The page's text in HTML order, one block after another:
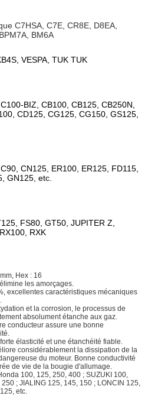
C7HSA, C7E, CR8E, D8EA,
BM6A
VESPA, TUK TUK
BIZ, CB100, CB125, CB250N,
CD125, CG125, CG150, GS125,
CN125, ER100, ER125, FD115,
GN125, etc.
FS80, GT50, JUPITER Z,
RXK
Hex : 16
les amorçages.
excellentes caractéristiques mécaniques
et la corrosion, le processus de
absolument étanche aux gaz.
conducteur assure une bonne
élasticité et une étanchéité fiable.
considérablement la dissipation de la
du moteur. Bonne conductivité
de vie de la bougie d'allumage.
100, 125, 250, 400 ; SUZUKI 100,
; JIALING 125, 145, 150 ; LONCIN 125,
etc.